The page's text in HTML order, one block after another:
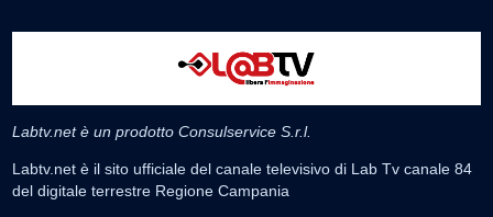
Labtv.net è un prodotto Consulservice S.r.l.
Labtv.net è il sito ufficiale del canale televisivo di Lab Tv canale 84
del digitale terrestre Regione Campania